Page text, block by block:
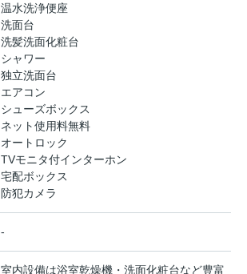
温水洗浄便座
洗面台
洗髪洗面化粧台
シャワー
独立洗面台
エアコン
シューズボックス
ネット使用料無料
オートロック
TVモニタ付インターホン
宅配ボックス
防犯カメラ
-
室内設備は浴室乾燥機・洗面化粧台など豊富